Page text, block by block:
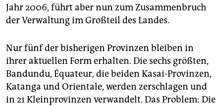
Jahr 2006, führt aber nun zum Zusammenbruch
der Verwaltung im Großteil des Landes.
Nur fünf der bisherigen Provinzen bleiben in
ihrer aktuellen Form erhalten. Die sechs größten,
Bandundu, Équateur, die beiden Kasai-Provinzen,
Katanga und Orientale, werden zerschlagen und
in 21 Kleinprovinzen verwandelt. Das Problem: Die